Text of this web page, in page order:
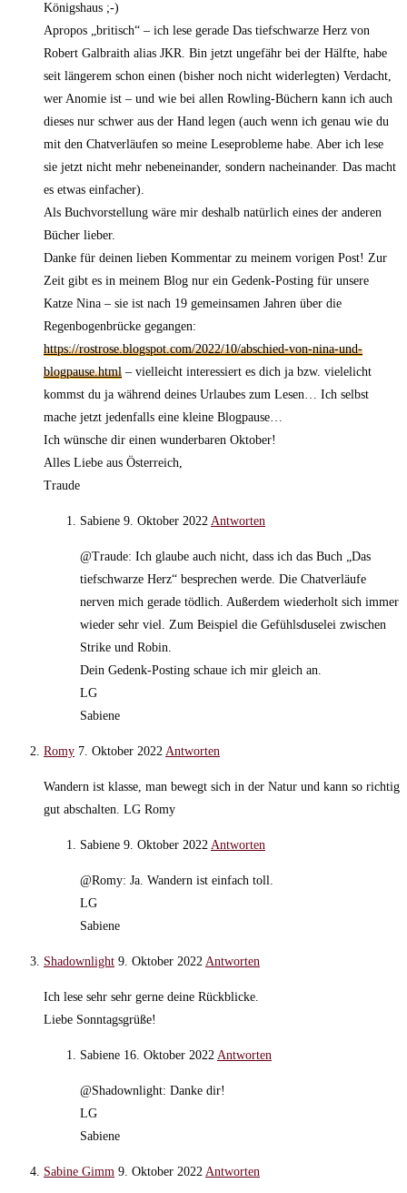
Königshaus ;-)
Apropos „britisch“ – ich lese gerade Das tiefschwarze Herz von
Robert Galbraith alias JKR. Bin jetzt ungefähr bei der Hälfte, habe
seit längerem schon einen (bisher noch nicht widerlegten) Verdacht,
wer Anomie ist – und wie bei allen Rowling-Büchern kann ich auch
dieses nur schwer aus der Hand legen (auch wenn ich genau wie du
mit den Chatverläufen so meine Leseprobleme habe. Aber ich lese
sie jetzt nicht mehr nebeneinander, sondern nacheinander. Das macht
es etwas einfacher).
Als Buchvorstellung wäre mir deshalb natürlich eines der anderen
Bücher lieber.
Danke für deinen lieben Kommentar zu meinem vorigen Post! Zur
Zeit gibt es in meinem Blog nur ein Gedenk-Posting für unsere
Katze Nina – sie ist nach 19 gemeinsamen Jahren über die
Regenbogenbrücke gegangen:
https://rostrose.blogspot.com/2022/10/abschied-von-nina-und-
blogpause.html – vielleicht interessiert es dich ja bzw. vielelicht
kommst du ja während deines Urlaubes zum Lesen… Ich selbst
mache jetzt jedenfalls eine kleine Blogpause…
Ich wünsche dir einen wunderbaren Oktober!
Alles Liebe aus Österreich,
Traude
Sabiene 9. Oktober 2022 Antworten
@Traude: Ich glaube auch nicht, dass ich das Buch „Das
tiefschwarze Herz“ besprechen werde. Die Chatverläufe
nerven mich gerade tödlich. Außerdem wiederholt sich immer
wieder sehr viel. Zum Beispiel die Gefühlsduselei zwischen
Strike und Robin.
Dein Gedenk-Posting schaue ich mir gleich an.
LG
Sabiene
Romy 7. Oktober 2022 Antworten
Wandern ist klasse, man bewegt sich in der Natur und kann so richtig
gut abschalten. LG Romy
Sabiene 9. Oktober 2022 Antworten
@Romy: Ja. Wandern ist einfach toll.
LG
Sabiene
Shadownlight 9. Oktober 2022 Antworten
Ich lese sehr sehr gerne deine Rückblicke.
Liebe Sonntagsgrüße!
Sabiene 16. Oktober 2022 Antworten
@Shadownlight: Danke dir!
LG
Sabiene
Sabine Gimm 9. Oktober 2022 Antworten